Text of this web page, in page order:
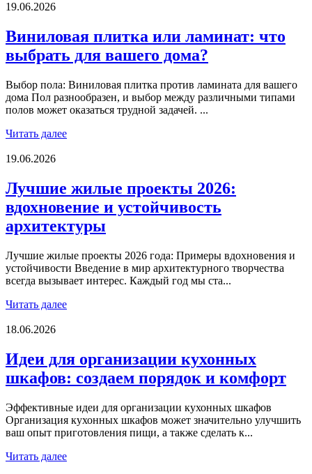
19.06.2026
Виниловая плитка или ламинат: что
выбрать для вашего дома?
Выбор пола: Виниловая плитка против ламината для вашего
дома Пол разнообразен, и выбор между различными типами
полов может оказаться трудной задачей. ...
Читать далее
19.06.2026
Лучшие жилые проекты 2026:
вдохновение и устойчивость
архитектуры
Лучшие жилые проекты 2026 года: Примеры вдохновения и
устойчивости Введение в мир архитектурного творчества
всегда вызывает интерес. Каждый год мы ста...
Читать далее
18.06.2026
Идеи для организации кухонных
шкафов: создаем порядок и комфорт
Эффективные идеи для организации кухонных шкафов
Организация кухонных шкафов может значительно улучшить
ваш опыт приготовления пищи, а также сделать к...
Читать далее